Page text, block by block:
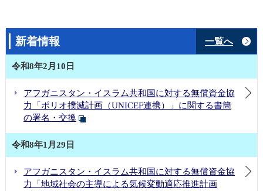
新着情報 一覧へ
令和8年2月10日
アフガニスタン・イスラム共和国に対する無償資金協
力「ポリオ撲滅計画（UNICEF連携）」に関する書簡
の署名・交換
令和8年1月29日
アフガニスタン・イスラム共和国に対する無償資金協
力「地域社会の主導による気候変動適応推進計画